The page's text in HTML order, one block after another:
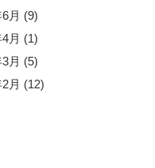
月 (9)
月 (1)
月 (5)
月 (12)